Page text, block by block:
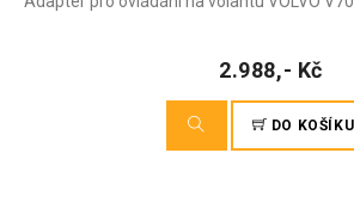
2.988,- Kč
DO KOŠÍKU